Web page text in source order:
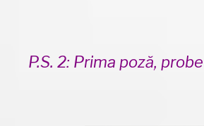
P.S. 2: Prima poză,